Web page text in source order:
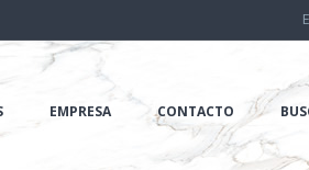
EMPRESA CONTACTO